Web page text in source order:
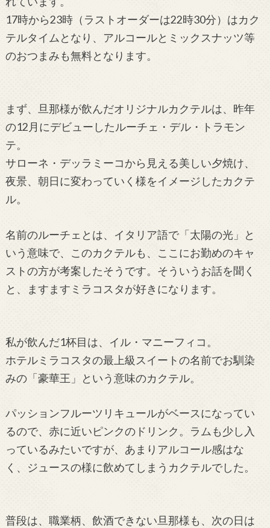
17時から23時（ラストオーダーは22時30分）はカク
テルタイムとなり、アルコールとミックスナッツ等
のおつまみも無料となります。
まず、旦那様が飲んだオリジナルカクテルは、昨年
の12月にデビューしたルーチェ・デル・トラモン
テ。
サローネ・デッラミーコから見える美しい夕焼け、
夜景、朝日に変わっていく様をイメージしたカクテ
ル。
名前のルーチェとは、イタリア語で「太陽の光」と
いう意味で、このカクテルも、ここにお勤めのキャ
ストの方が考案したそうです。そういうお話を聞く
と、ますますミラコスタが好きになります。
私が飲んだ1杯目は、イル・マニーフィコ。
ホテルミラコスタの最上級スイートの名前でお馴染
みの「豪華王」という意味のカクテル。
パッションフルーツリキュールがベースになってい
るので、赤に近いピンクのドリンク。ラムも少し入
っているみたいですが、あまりアルコール感はな
く、ジュースの様に飲めてしまうカクテルでした。
普段は、職業柄、飲酒できない旦那様も、次の日は